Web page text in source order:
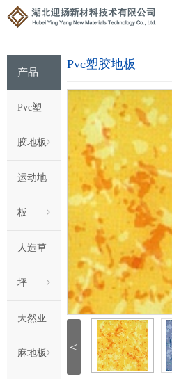
产品
Pvc塑
胶地板
运动地
板
人造草
坪
天然亚
麻地板
Pvc塑胶地板
<